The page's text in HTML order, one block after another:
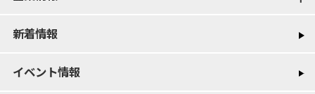
新着情報
イベント情報